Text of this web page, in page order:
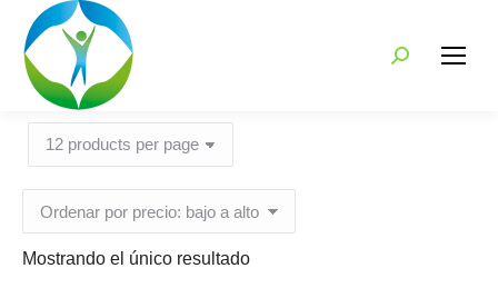
Search:
Mostrando el único resultado